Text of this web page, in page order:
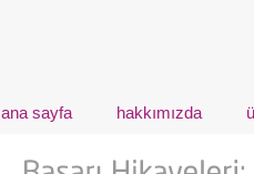
ana sayfa hakkımızda